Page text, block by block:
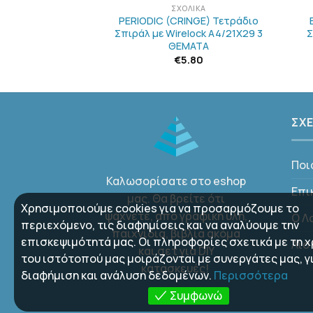
ΣΧΟΛΙΚΆ
PERIODIC (CRINGE) Τετράδιο
Σπιράλ με Wirelock A4/21Χ29 3
ΘΕΜΑΤΑ
€5.80
Καλωσορίσατε στο eshop
μας. Θα βρείτε ότι
ψάχνετε, απο γραφική ύλη,
παιχνίδια, βιβλία ακόμα
και σετ για DIY
κατασκευές!
Ο
Χρησιμοποιούμε cookies για να προσαρμόζουμε το
περιεχόμενο, τις διαφημίσεις και να αναλύουμε την
επισκεψιμότητά μας. Οι πληροφορίες σχετικά με τη
του ιστότοπού μας μοιράζονται με συνεργάτες μας,
διαφήμιση και ανάλυση δεδομένων. Περισσότερα
Συμφωνώ